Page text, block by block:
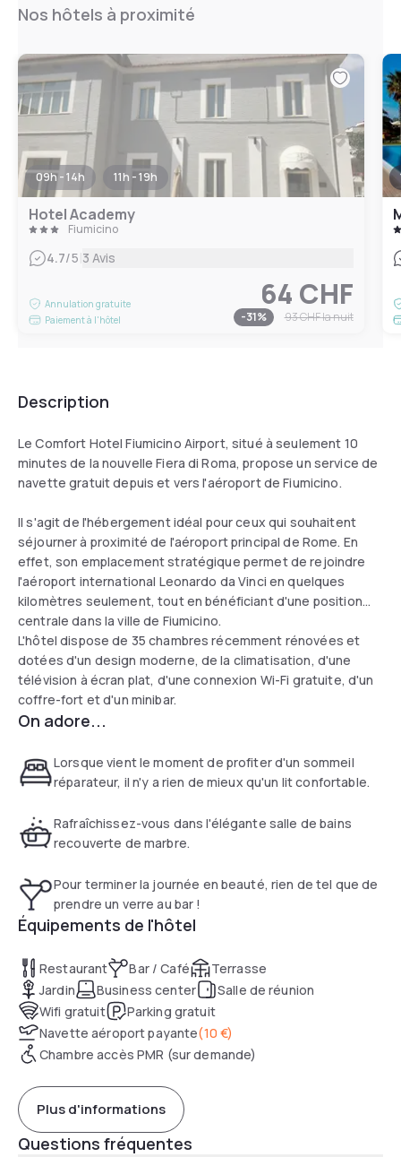
Nos hôtels à proximité
09h - 14h 11h - 19h
Hotel Academy
Fiumicino
4.7/5|3 Avis
Annulation gratuite
Paiement à l'hôtel
64 CHF
-31% 93 CHFla nuit
Description
Le Comfort Hotel Fiumicino Airport, situé à seulement 10
minutes de la nouvelle Fiera di Roma, propose un service de
navette gratuit depuis et vers l'aéroport de Fiumicino.
Il s'agit de l'hébergement idéal pour ceux qui souhaitent
séjourner à proximité de l'aéroport principal de Rome. En
effet, son emplacement stratégique permet de rejoindre
l'aéroport international Leonardo da Vinci en quelques
kilomètres seulement, tout en bénéficiant d'une position
centrale dans la ville de Fiumicino.
L'hôtel dispose de 35 chambres récemment rénovées et
dotées d'un design moderne, de la climatisation, d'une
télévision à écran plat, d'une connexion Wi-Fi gratuite, d'un
coffre-fort et d'un minibar.
On adore...
Lorsque vient le moment de profiter d'un sommeil
réparateur, il n'y a rien de mieux qu'un lit confortable.
Rafraîchissez-vous dans l'élégante salle de bains
recouverte de marbre.
Pour terminer la journée en beauté, rien de tel que de
prendre un verre au bar !
Équipements de l'hôtel
Restaurant Bar / Café
Terrasse
Jardin
Business center
Salle de réunion
Wifi gratuit
Parking gratuit
Navette aéroport payante(10 €)
Chambre accès PMR (sur demande)
Plus d'informations
Questions fréquentes